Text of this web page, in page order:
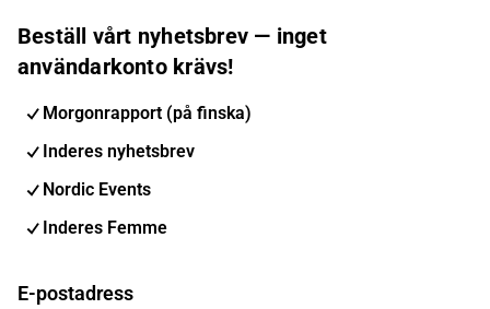
Beställ vårt nyhetsbrev — inget
användarkonto krävs!
Morgonrapport (på finska)
Inderes nyhetsbrev
Nordic Events
Inderes Femme
E-postadress